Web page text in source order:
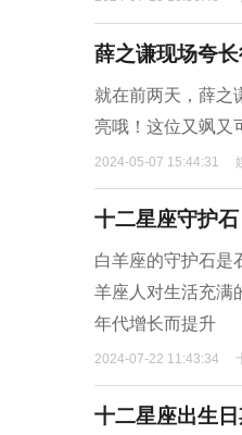
薛之谦现场夸
就在前两天，薛之
亮哦！这位又飒又
2024-05-07 15:44:31
十二星座守护石
白羊座的守护石是
羊座人对生活充满
年代增长而提升
2024-07-22 11:43:34
十二星座出生日